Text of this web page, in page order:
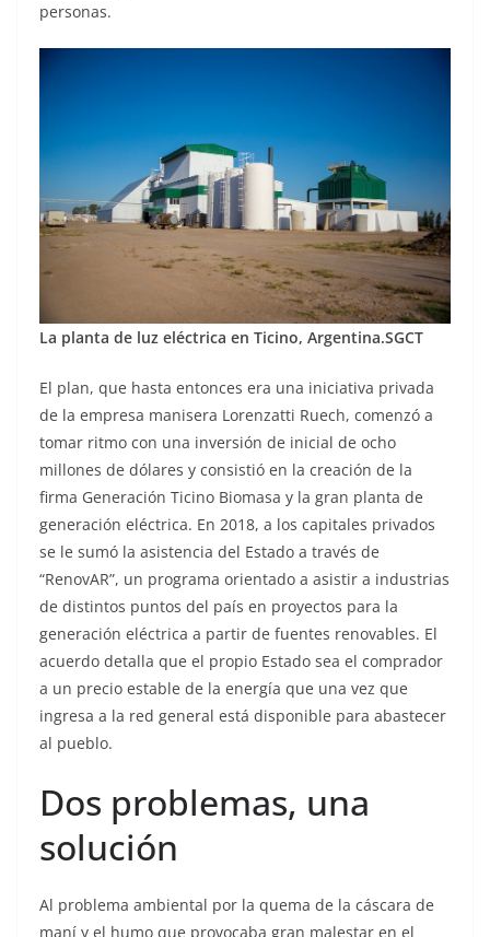
personas.
La planta de luz eléctrica en Ticino, Argentina.SGCT
El plan, que hasta entonces era una iniciativa privada
de la empresa manisera Lorenzatti Ruech, comenzó a
tomar ritmo con una inversión de inicial de ocho
millones de dólares y consistió en la creación de la
firma Generación Ticino Biomasa y la gran planta de
generación eléctrica. En 2018, a los capitales privados
se le sumó la asistencia del Estado a través de
“RenovAR”, un programa orientado a asistir a industrias
de distintos puntos del país en proyectos para la
generación eléctrica a partir de fuentes renovables. El
acuerdo detalla que el propio Estado sea el comprador
a un precio estable de la energía que una vez que
ingresa a la red general está disponible para abastecer
al pueblo.
Dos problemas, una
solución
Al problema ambiental por la quema de la cáscara de
maní y el humo que provocaba gran malestar en el